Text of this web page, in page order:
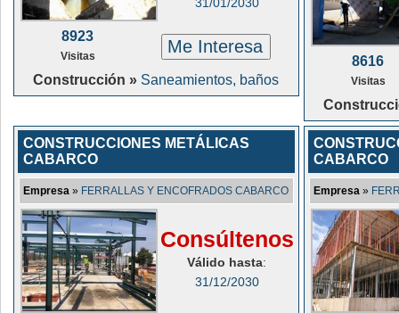
8923
Visitas Me Interesa
Construcción » Saneamientos, baños
8616
Visitas
CONSTRUCCIONES METÁLICAS
CABARCO
Empresa » FERRALLAS Y ENCOFRADOS CABARCO
Consúltenos
Válido hasta:
31/12/2030
CABARCO
Empresa »